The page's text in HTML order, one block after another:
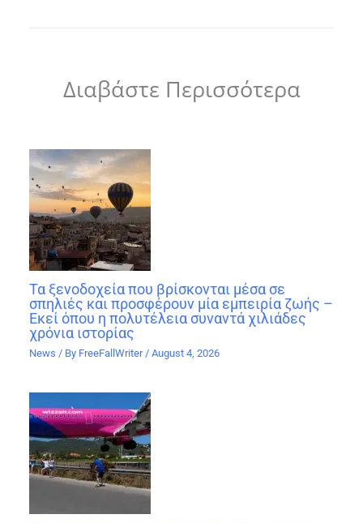
Διαβάστε Περισσότερα
Τα ξενοδοχεία που βρίσκονται μέσα σε
σπηλιές και προσφέρουν μία εμπειρία ζωής –
Εκεί όπου η πολυτέλεια συναντά χιλιάδες
χρόνια ιστορίας
News / By FreeFallWriter /August 4, 2026